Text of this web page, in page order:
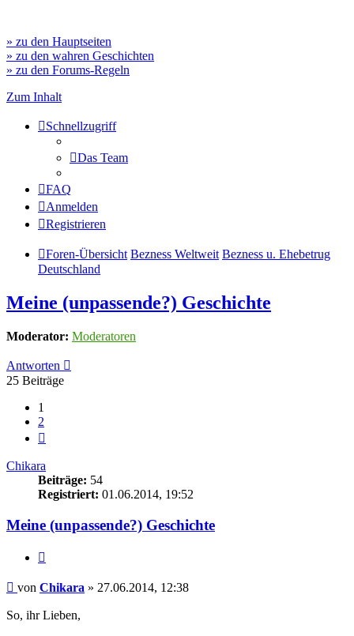
» zu den Hauptseiten
» zu den wahren Geschichten
» zu den Forums-Regeln
Zum Inhalt
Schnellzugriff
Das Team
FAQ
Anmelden
Registrieren
Foren-Übersicht Bezness Weltweit Bezness u. Ehebetrug
Deutschland
Meine (unpassende?) Geschichte
Moderator: Moderatoren
Antworten
25 Beiträge
1
2
Chikara
Beiträge: 54
Registriert: 01.06.2014, 19:52
Meine (unpassende?) Geschichte
Beitrag
von Chikara » 27.06.2014, 12:38
So, ihr Lieben,